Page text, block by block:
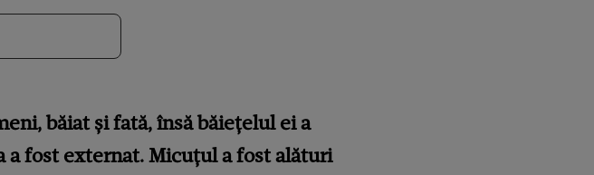
băiat și fată, însă băiețelul ei a
a fost externat. Micuțul a fost alături